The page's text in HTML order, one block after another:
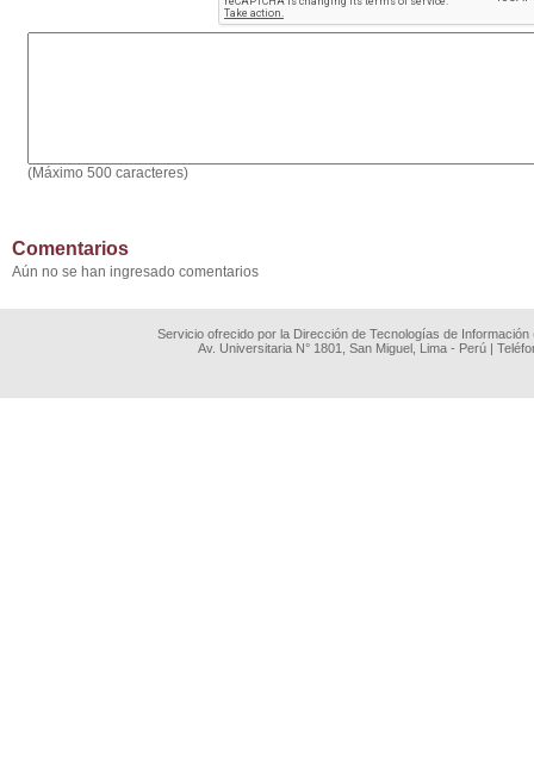
(Máximo 500 caracteres)
Comentarios
Aún no se han ingresado comentarios
Servicio ofrecido por la Dirección de Tecnologías de
Av. Universitaria N° 1801, San Miguel, Lima - Perú |